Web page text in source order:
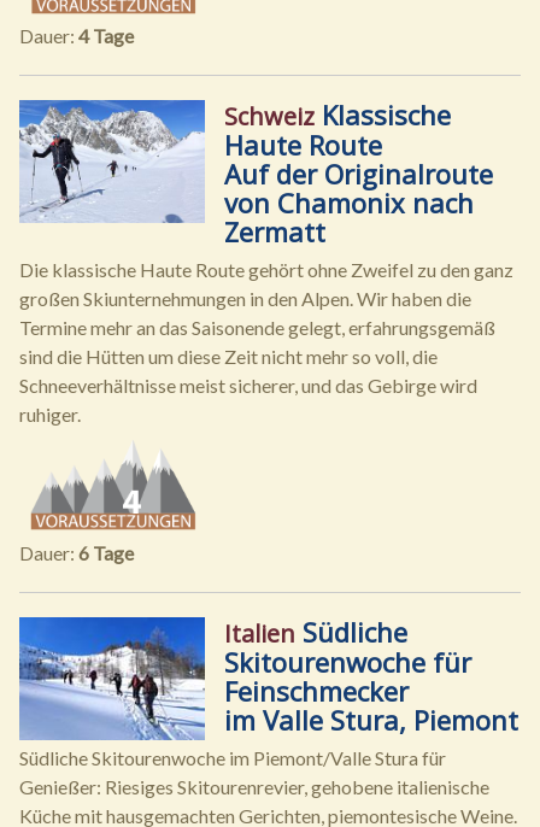
Dauer: 4 Tage
Schweiz Klassische
Haute Route
Auf der Originalroute
von Chamonix nach
Zermatt
Die klassische Haute Route gehört ohne Zweifel zu den ganz
großen Skiunternehmungen in den Alpen. Wir haben die
Termine mehr an das Saisonende gelegt, erfahrungsgemäß
sind die Hütten um diese Zeit nicht mehr so voll, die
Schneeverhältnisse meist sicherer, und das Gebirge wird
ruhiger.
Dauer: 6 Tage
Italien Südliche
Skitourenwoche für
Feinschmecker
im Valle Stura, Piemont
Südliche Skitourenwoche im Piemont/Valle Stura für
Genießer: Riesiges Skitourenrevier, gehobene italienische
Küche mit hausgemachten Gerichten, piemontesische Weine.